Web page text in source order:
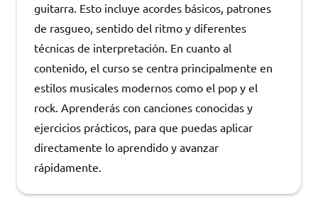
guitarra. Esto incluye acordes básicos, patrones
de rasgueo, sentido del ritmo y diferentes
técnicas de interpretación. En cuanto al
contenido, el curso se centra principalmente en
estilos musicales modernos como el pop y el
rock. Aprenderás con canciones conocidas y
ejercicios prácticos, para que puedas aplicar
directamente lo aprendido y avanzar
rápidamente.